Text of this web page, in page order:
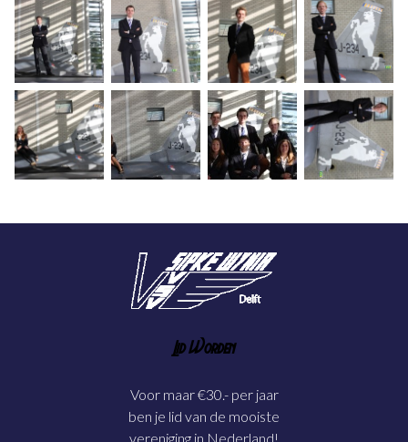
Lid Worden
Voor maar €30.- per jaar
ben je lid van de mooiste
vereniging in Nederland!